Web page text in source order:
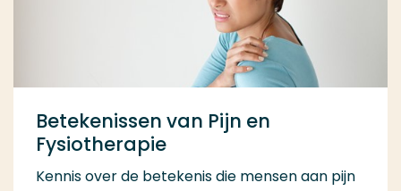
Betekenissen van Pijn en
Fysiotherapie
Kennis over de betekenis die mensen aan pijn